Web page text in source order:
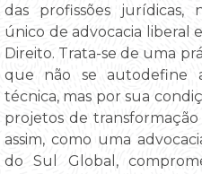
das profissões jurídicas,
único de advocacia liberal
Direito. Trata-se de uma
que não se autodefine
técnica, mas por sua
projetos de transformação
assim, como uma
do Sul Global,